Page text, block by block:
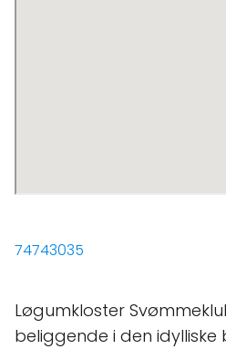
74743035
Løgumkloster
beliggende i den idylliske